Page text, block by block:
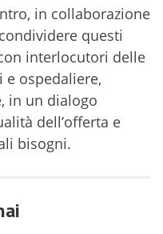
in collaborazione
questi
interlocutori delle
ospedaliere,
in un dialogo
dell’offerta e
bisogni.